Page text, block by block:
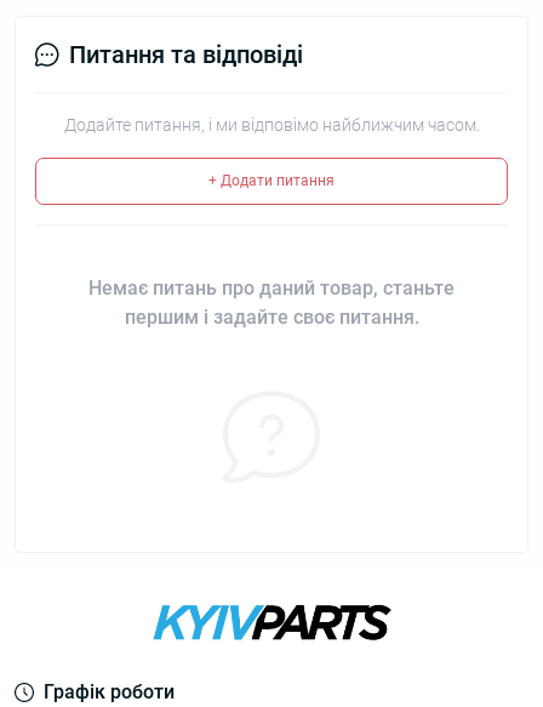
Питання та відповіді
Додайте питання, і ми відповімо найближчим часом.
+ Додати питання
Немає питань про даний товар, станьте
першим і задайте своє питання.
Графік роботи